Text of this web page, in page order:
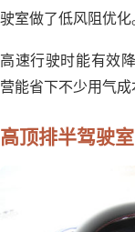
驶室做了低风阻优化
高速行驶时能有效
营能省下不少用气成
高顶排半驾驶